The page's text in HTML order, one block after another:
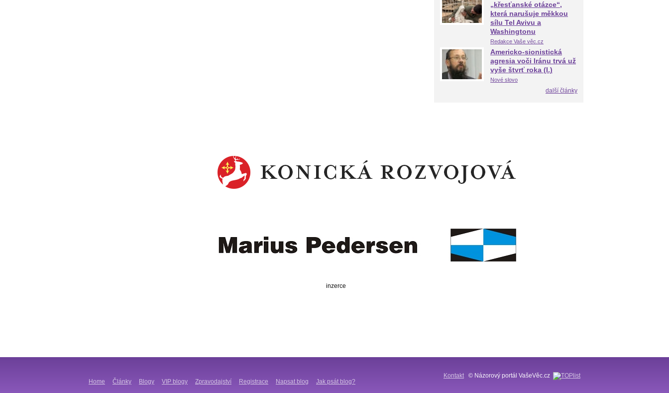
„křesťanské otázce“,
která narušuje měkkou
sílu Tel Avivu a
Washingtonu
Redakce Vaše věc.cz
Americko-sionistická
agresia voči Iránu trvá už
vyše štvrť roka (I.)
Nové slovo
další články
inzerce
Home Články Blogy VIP blogy Zpravodajství Registrace Napsat blog Jak psát blog?
Kontakt © Názorový portál VašeVěc.cz